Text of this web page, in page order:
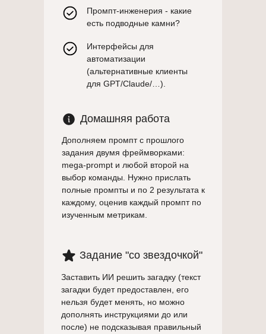
Промпт-инженерия - какие
есть подводные камни?
Домашняя работа
Дополняем промпт с прошлого
задания двумя фреймворками:
mega-prompt и любой второй на
выбор команды. Нужно прислать
полные промпты и по 2 результата к
каждому, оценив каждый промпт по
изученным метрикам.
Задание "со звездочкой"
Заставить ИИ решить загадку (текст
загадки будет предоставлен, его
нельзя будет менять, но можно
дополнять инструкциями до или
после) не подсказывая правильный
Интерфейсы для
автоматизации
(альтернативные клиенты
для GPT/Claude/…).